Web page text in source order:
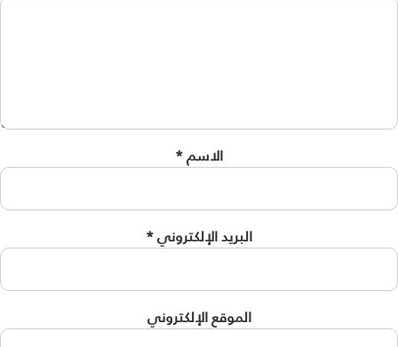
الاسم*
البريد الإلكتروني*
الموقع الإلكتروني